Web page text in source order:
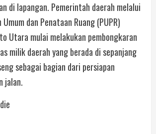
di lapangan. Pemerintah daerah melalui
dan Penataan Ruang (PUPR)
Utara mulai melakukan pembongkaran
milik daerah yang berada di sepanjang
sebagai bagian dari persiapan
jalan.